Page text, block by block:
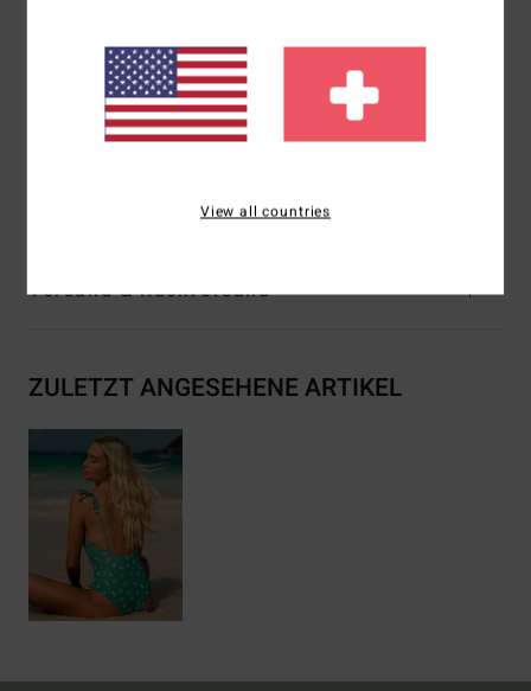
Träger:Träger oben auf den Schultern geknotet
Verschluss:Schnürung an der Schulter
Logo:Gesticktes Logo
Polyester, 18 % Elasthan
Versand & Rückversand
ZULETZT ANGESEHENE ARTIKEL
View all countries